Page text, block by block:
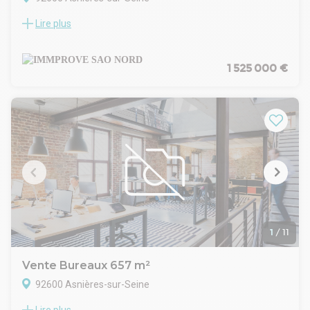
IMMPROVE vous propose des locaux très atypiques, à la
proximité du centre ville d'Asnières sur Seine.
. Immeuble indépendant
. Câblage informatique
. Climatisation
. Chauffage au gaz
. 3 places de stationnements possible
Surface RDC : 416 m²
Situation/Transports :
Metro Gabriel Péri Asnières-Gennevilliers (13)
Train Gare d'Asnières-sur-Seine
Loi Carrez et affectation juridique en cours de détermination
Lire plus
1 525 000 €
1 / 11
Vente Bureaux 657 m²
92600 Asnières-sur-Seine